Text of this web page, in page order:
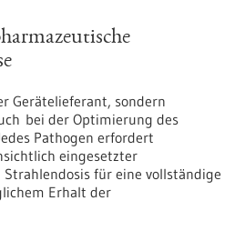
Gerätelieferant, sondern
bei der Optimierung des
Pathogen erfordert
eingesetzter
für eine vollständige
Erhalt der